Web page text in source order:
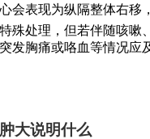
会表现为纵隔整体右移
殊处理，但若伴随咳
发胸痛或咯血等情况应
大说明什么